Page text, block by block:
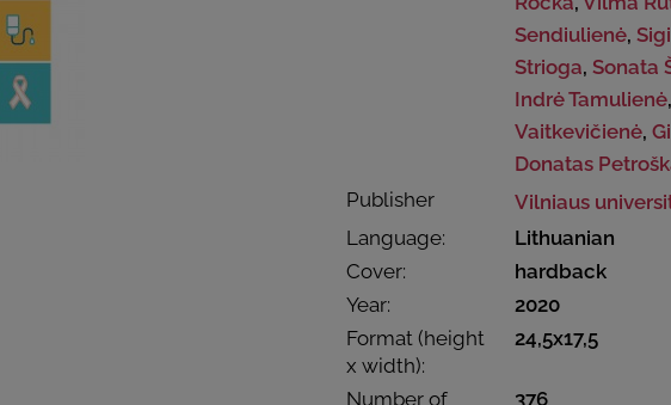
Sendiulienė,
Strioga, Sonata
Indrė Tamulienė,
Vaitkevičienė,
Donatas
Publisher
Vilniaus
Language:
Lithuanian
Cover:
hardback
Year:
2020
Format (height
x width):
24,5x17,5
Number of
376